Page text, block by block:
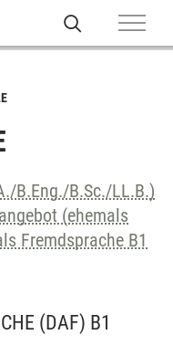
B.Eng./B.Sc./LL.B.)
(ehemals
Fremdsprache B1
(DAF) B1